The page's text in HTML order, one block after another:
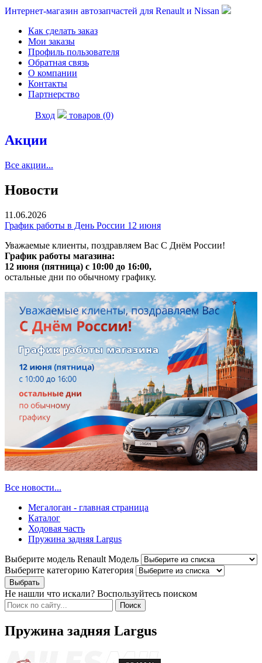
Интернет-магазин автозапчастей для Renault и Nissan
Как сделать заказ
Мои заказы
Профиль пользователя
Обратная связь
О компании
Контакты
Партнерство
Вход товаров (0)
Акции
Все акции...
Новости
11.06.2026
График работы в День России 12 июня
Уважаемые клиенты, поздравляем Вас С Днём России!
График работы магазина:
12 июня (пятница) с 10:00 до 16:00,
остальные дни по обычному графику.
Все новости...
Мегалоган - главная страница
Каталог
Ходовая часть
Пружина задняя Largus
Выберите модель Renault Модель
Выберите категорию Категория
Не нашли что искали? Воспользуйтесь поиском
Пружина задняя Largus